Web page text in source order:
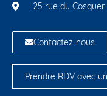
25 rue du
Contactez-nous
Prendre RDV avec